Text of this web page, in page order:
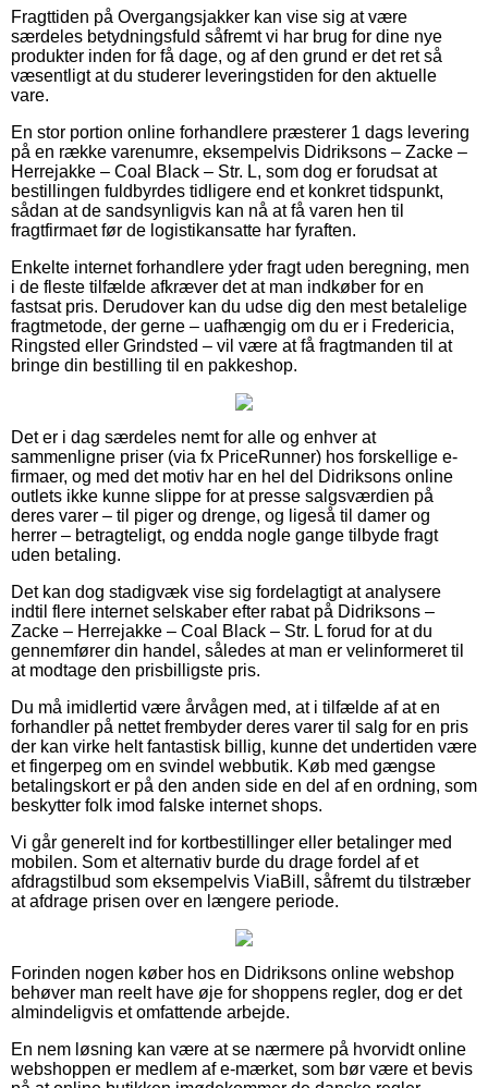
Fragttiden på Overgangsjakker kan vise sig at være
særdeles betydningsfuld såfremt vi har brug for dine nye
produkter inden for få dage, og af den grund er det ret så
væsentligt at du studerer leveringstiden for den aktuelle
vare.
En stor portion online forhandlere præsterer 1 dags levering
på en række varenumre, eksempelvis Didriksons – Zacke –
Herrejakke – Coal Black – Str. L, som dog er forudsat at
bestillingen fuldbyrdes tidligere end et konkret tidspunkt,
sådan at de sandsynligvis kan nå at få varen hen til
fragtfirmaet før de logistikansatte har fyraften.
Enkelte internet forhandlere yder fragt uden beregning, men
i de fleste tilfælde afkræver det at man indkøber for en
fastsat pris. Derudover kan du udse dig den mest betalelige
fragtmetode, der gerne – uafhængig om du er i Fredericia,
Ringsted eller Grindsted – vil være at få fragtmanden til at
bringe din bestilling til en pakkeshop.
Det er i dag særdeles nemt for alle og enhver at
sammenligne priser (via fx PriceRunner) hos forskellige e-
firmaer, og med det motiv har en hel del Didriksons online
outlets ikke kunne slippe for at presse salgsværdien på
deres varer – til piger og drenge, og ligeså til damer og
herrer – betragteligt, og endda nogle gange tilbyde fragt
uden betaling.
Det kan dog stadigvæk vise sig fordelagtigt at analysere
indtil flere internet selskaber efter rabat på Didriksons –
Zacke – Herrejakke – Coal Black – Str. L forud for at du
gennemfører din handel, således at man er velinformeret til
at modtage den prisbilligste pris.
Du må imidlertid være årvågen med, at i tilfælde af at en
forhandler på nettet frembyder deres varer til salg for en pris
der kan virke helt fantastisk billig, kunne det undertiden være
et fingerpeg om en svindel webbutik. Køb med gængse
betalingskort er på den anden side en del af en ordning, som
beskytter folk imod falske internet shops.
Vi går generelt ind for kortbestillinger eller betalinger med
mobilen. Som et alternativ burde du drage fordel af et
afdragstilbud som eksempelvis ViaBill, såfremt du tilstræber
at afdrage prisen over en længere periode.
Forinden nogen køber hos en Didriksons online webshop
behøver man reelt have øje for shoppens regler, dog er det
almindeligvis et omfattende arbejde.
En nem løsning kan være at se nærmere på hvorvidt online
webshoppen er medlem af e-mærket, som bør være et bevis